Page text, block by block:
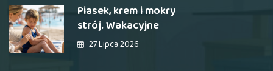
Piasek, krem i mokry
strój. Wakacyjne
27 Lipca 2026